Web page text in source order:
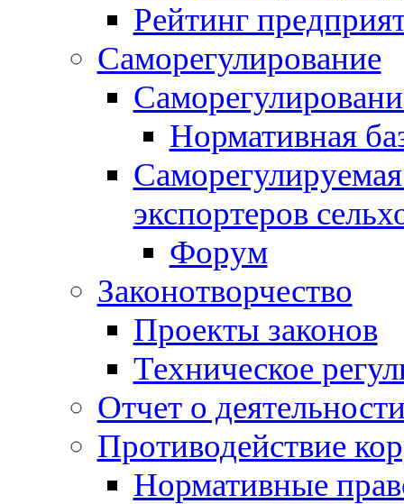
Рейтинг
Саморегулирование
Нормативная
экспортеров
Форум
Законотворчество
Проекты законов
Техническое
Отчет о
Противодействие
Нормативные